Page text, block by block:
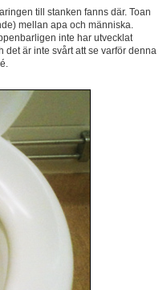
till stanken fanns där. Toan
mellan apa och människa.
inte har utvecklat
det är inte svårt att se varför denna